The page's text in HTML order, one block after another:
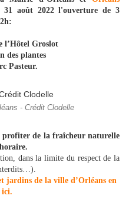
31 août 2022 l'ouverture de 3
22h:
Groslot
plantes
- Crédit Clodelle
profiter de la fraîcheur naturelle
dans la limite du respect de la
jardins de la ville d’Orléans en
ici.